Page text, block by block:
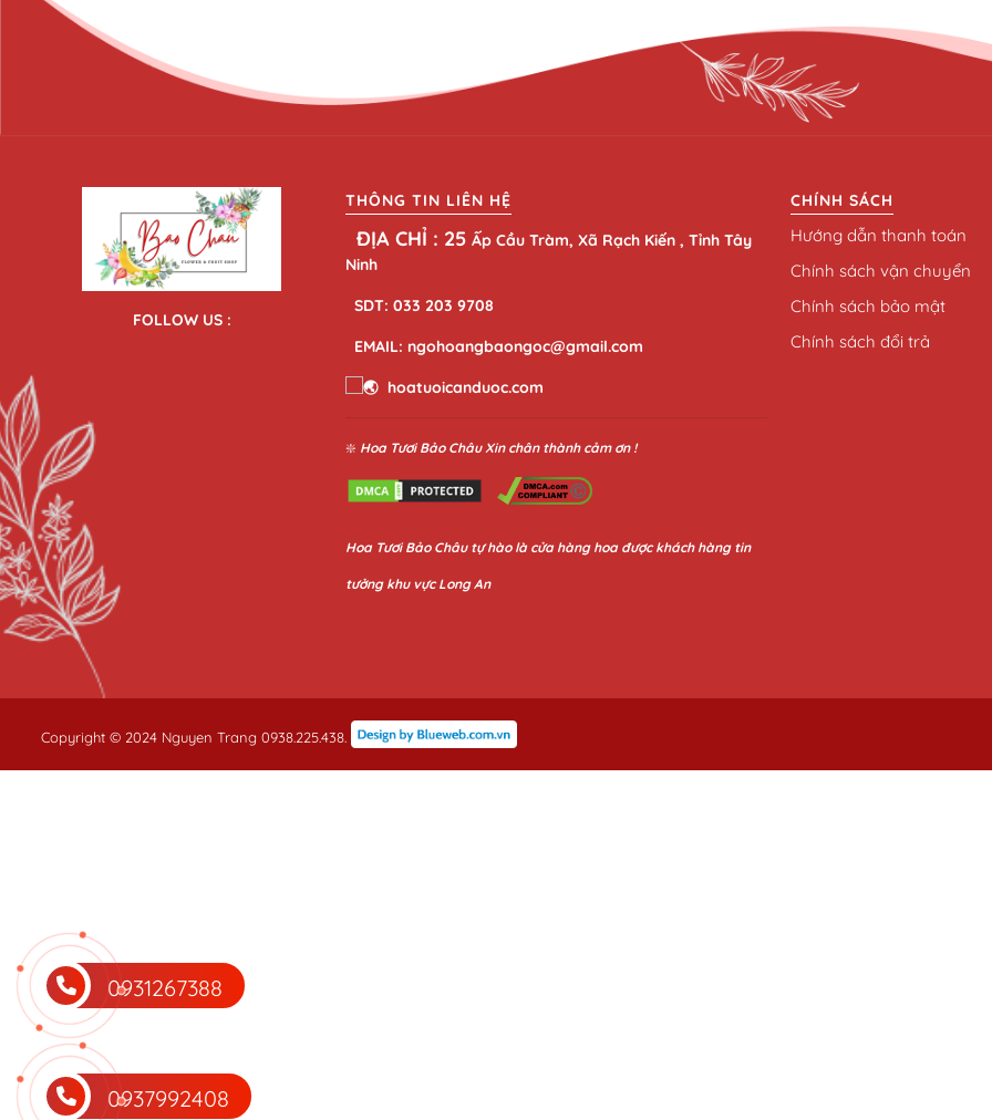
FOLLOW US :
THÔNG TIN LIÊN HỆ
ĐỊA CHỈ : 25Ấp Cầu Tràm, Xã Rạch Kiến , Tỉnh Tây
Ninh
SDT: 033 203 9708
EMAIL: ngohoangbaongoc@gmail.com
hoatuoicanduoc.com
❇️ Hoa Tươi Bảo Châu Xin chân thành cảm ơn !
Hoa Tươi Bảo Châutự hào là cửa hàng hoa được khách hàng tin
tưởng khu vực Long An
CHÍNH SÁCH
Hướng dẫn thanh toán
Chính sách vận chuyển
Chính sách bảo mật
Chính sách đổi trả
Copyright © 2024 Nguyen Trang 0938.225.438.
0931267388
0937992408